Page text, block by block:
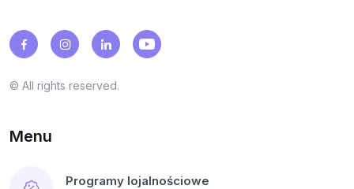
© All rights reserved.
Menu
Programy lojalnościowe